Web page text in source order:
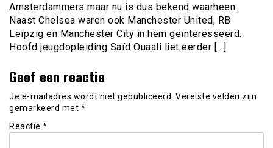
Amsterdammers maar nu is dus bekend waarheen.
Naast Chelsea waren ook Manchester United, RB
Leipzig en Manchester City in hem geinteresseerd.
Hoofd jeugdopleiding Saïd Ouaali liet eerder […]
Geef een reactie
Je e-mailadres wordt niet gepubliceerd. Vereiste velden zijn
gemarkeerd met *
Reactie *